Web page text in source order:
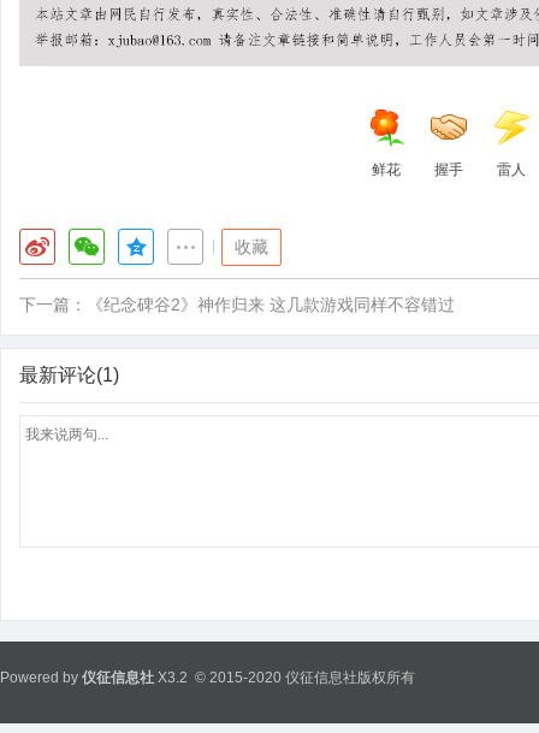
鲜花 握手 雷人
收藏
下一篇： 《纪念碑谷2》神作归来 这几款游戏同样不容错过
最新评论(1)
Powered by 仪征信息社 X3.2 © 2015-2020 仪征信息社版权所有